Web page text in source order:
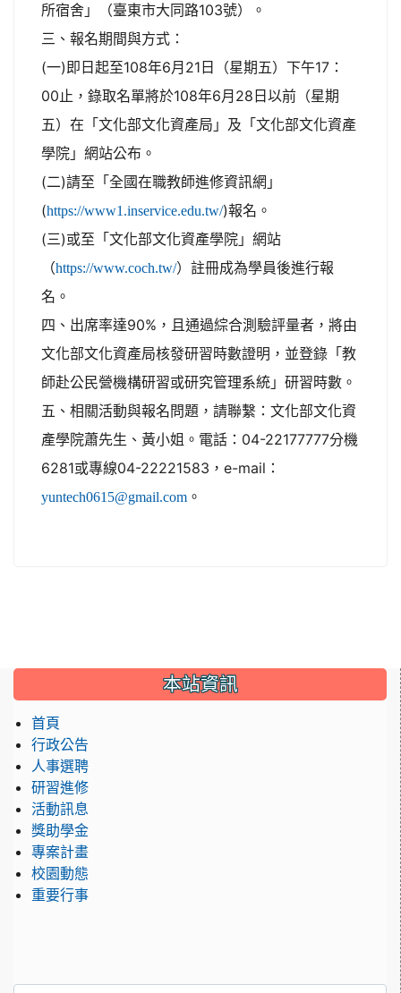
所宿舍」（臺東市大同路103號）。
三、報名期間與方式：
(一)即日起至108年6月21日（星期五）下午17：
00止，錄取名單將於108年6月28日以前（星期
五）在「文化部文化資產局」及「文化部文化資產
學院」網站公布。
(二)請至「全國在職教師進修資訊網」
(https://www1.inservice.edu.tw/)報名。
(三)或至「文化部文化資產學院」網站
（https://www.coch.tw/）註冊成為學員後進行報
名。
四、出席率達90%，且通過綜合測驗評量者，將由
文化部文化資產局核發研習時數證明，並登錄「教
師赴公民營機構研習或研究管理系統」研習時數。
五、相關活動與報名問題，請聯繫：文化部文化資
產學院蕭先生、黃小姐。電話：04-22177777分機
6281或專線04-22221583，e-mail：
yuntech0615@gmail.com 。
::: 本站資訊
首頁
行政公告
人事選聘
研習進修
活動訊息
獎助學金
專案計畫
校園動態
重要行事